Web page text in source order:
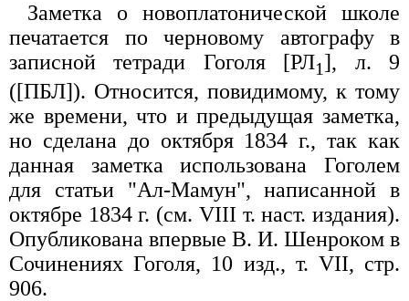
Заметка о новоплатонической школе
печатается по черновому автографу в
записной тетради Гоголя [РЛ1], л. 9
([ПБЛ]). Относится, повидимому, к тому
же времени, что и предыдущая заметка,
но сделана до октября 1834 г., так как
данная заметка использована Гоголем
для статьи "Ал-Мамун", написанной в
октябре 1834 г. (см. VIII т. наст. издания).
Опубликована впервые В. И. Шенроком в
Сочинениях Гоголя, 10 изд., т. VII, стр.
906.